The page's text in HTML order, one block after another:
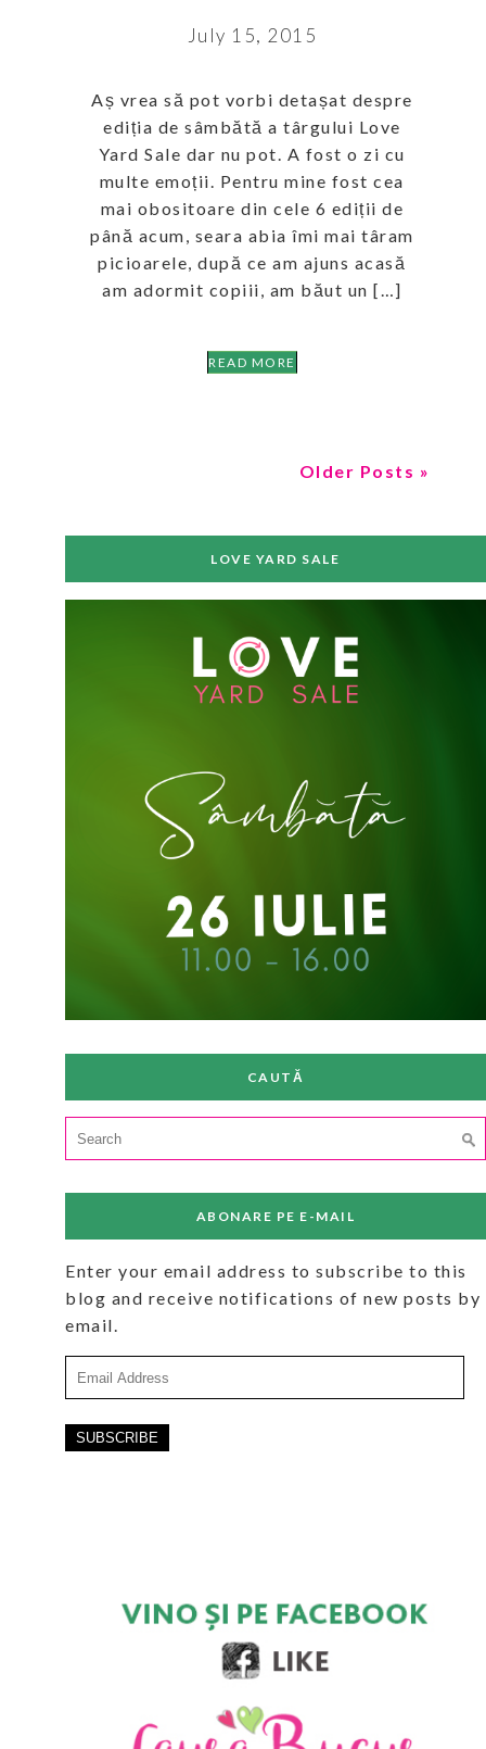
July 15, 2015
Aș vrea să pot vorbi detașat despre
ediția de sâmbătă a târgului Love
Yard Sale dar nu pot. A fost o zi cu
multe emoții. Pentru mine fost cea
mai obositoare din cele 6 ediții de
până acum, seara abia îmi mai târam
picioarele, după ce am ajuns acasă
am adormit copiii, am băut un […]
READ MORE
Older Posts »
LOVE YARD SALE
CAUTĂ
for:
ABONARE PE E-MAIL
Enter your email address to subscribe to this
blog and receive notifications of new posts by
email.
Email
Address